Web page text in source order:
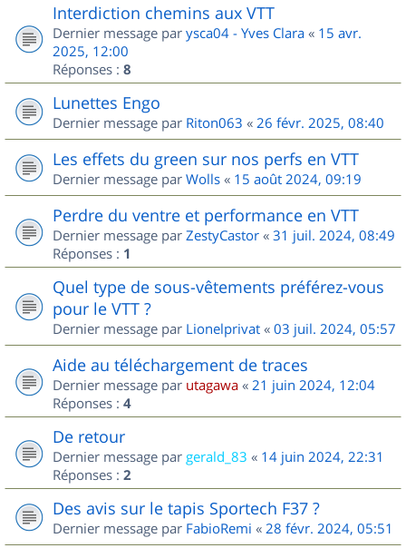
Interdiction chemins aux VTT
Dernier message par ysca04 - Yves Clara « 15 avr.
2025, 12:00
Réponses : 8
Lunettes Engo
Dernier message par Riton063 « 26 févr. 2025, 08:40
Les effets du green sur nos perfs en VTT
Dernier message par Wolls « 15 août 2024, 09:19
Perdre du ventre et performance en VTT
Dernier message par ZestyCastor « 31 juil. 2024, 08:49
Réponses : 1
Quel type de sous-vêtements préférez-vous
pour le VTT ?
Dernier message par Lionelprivat « 03 juil. 2024, 05:57
Aide au téléchargement de traces
Dernier message par utagawa « 21 juin 2024, 12:04
Réponses : 4
De retour
Dernier message par gerald_83 « 14 juin 2024, 22:31
Réponses : 2
Des avis sur le tapis Sportech F37 ?
Dernier message par FabioRemi « 28 févr. 2024, 05:51